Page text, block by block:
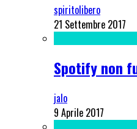
spiritolibero
21 Settembre 2017
Spotify non
jalo
9 Aprile 2017